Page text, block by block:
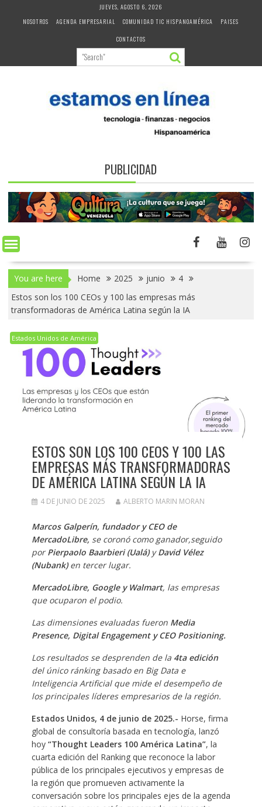
JUEVES, AGOSTO 6, 2026
NOSOTROS
AGENDA EMPRESARIAL COMUNIDAD TIC HISPANOAMÉRICA
PAISES
CONTACTOS
PUBLICIDAD
You are here Home 2025 junio
4
Estos son los 100 CEOs y 100 las empresas más
transformadoras de América Latina según la IA
Estados Unidos de América
ESTOS SON LOS 100 CEOS Y 100 LAS
EMPRESAS MÁS TRANSFORMADORAS
DE AMÉRICA LATINA SEGÚN LA IA
4 DE JUNIO DE 2025 ALBERTO MARIN MORAN
Marcos Galperín, fundador y CEO de
MercadoLibre, se coronó como ganador,seguido
porPierpaolo Baarbieri (Ualá)yDavid Vélez
(Nubank)en tercer lugar.
MercadoLibre, Google y Walmart, las empresas
que ocuparon el podio.
Las dimensiones evaluadas fueronMedia
Presence, Digital Engagement y CEO Positioning.
Los resultados se desprenden de la 4ta edición
del único ránking basado en Big Data e
Inteligencia Artificial que mide el desempeño de
los principales líderes empresarios de la región.
Estados Unidos, 4 de junio de 2025.- Horse, firma
global de consultoría basada en tecnología, lanzó
hoy “Thought Leaders 100 América Latina”, la
cuarta edición del Ranking que reconoce la labor
pública de los principales ejecutivos y empresas de
la región que promueven activamente la
conversación sobre los principales ejes de la agenda